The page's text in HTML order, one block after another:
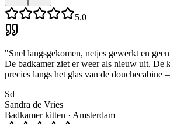
5.0
"Snel langsgekomen, netjes gewerkt en
De badkamer ziet er weer als nieuw uit. De
precies langs het glas van de douchecabine
Sd
Sandra de Vries
Badkamer kitten · Amsterdam